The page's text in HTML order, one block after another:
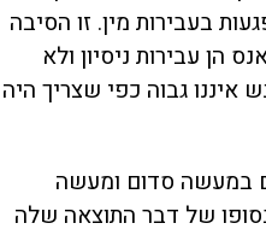
בעבירות מין. זו הסיבה
הן עבירות ניסיון ולא
איננו גבוה כפי שצריך היה
במעשה סדום ומעשה
של דבר התוצאה שלה